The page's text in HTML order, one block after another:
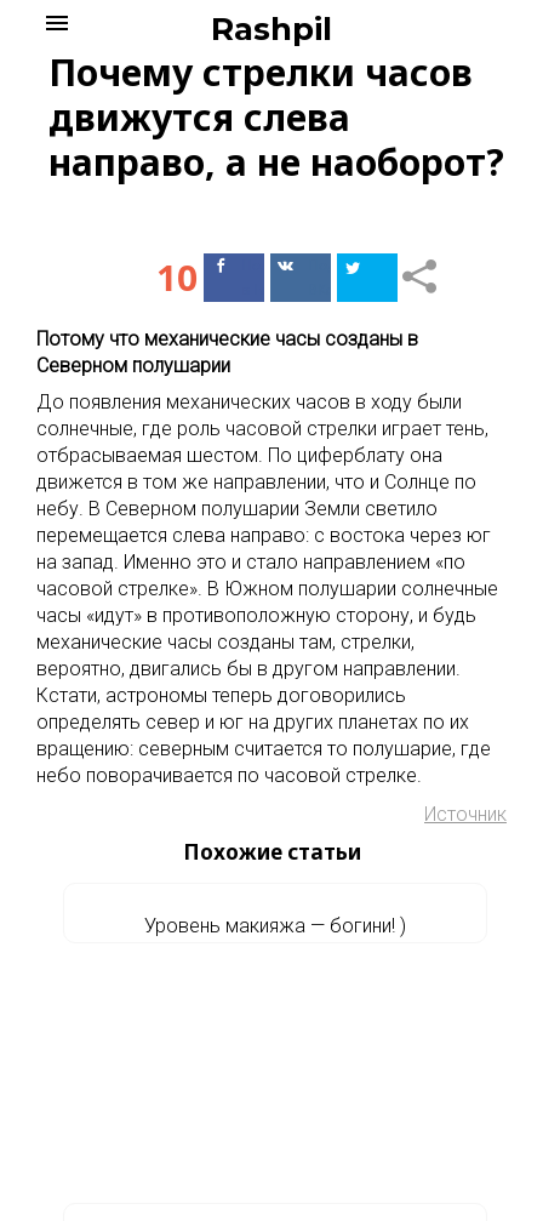
content
Rashpil
menu
Почему стрелки часов
движутся слева
направо, а не наоборот?
10
ПоделитьсяПоделиться
Потому что механические часы созданы в
Северном полушарии
До появления механических часов в ходу были
солнечные, где роль часовой стрелки играет тень,
отбрасываемая шестом. По циферблату она
движется в том же направлении, что и Солнце по
небу. В Северном полушарии Земли светило
перемещается слева направо: с востока через юг
на запад. Именно это и стало направлением «по
часовой стрелке». В Южном полушарии солнечные
часы «идут» в противоположную сторону, и будь
механические часы созданы там, стрелки,
вероятно, двигались бы в другом направлении.
Кстати, астрономы теперь договорились
определять север и юг на других планетах по их
вращению: северным считается то полушарие, где
небо поворачивается по часовой стрелке.
Источник
Похожие статьи
Уровень макияжа — богини! )